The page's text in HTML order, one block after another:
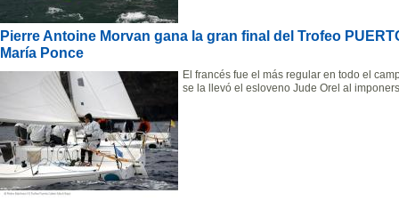
Pierre Antoine Morvan gana la gran final del Trofeo
María Ponce
El francés fue el más regular en todo el
se la llevó el esloveno Jude Orel al